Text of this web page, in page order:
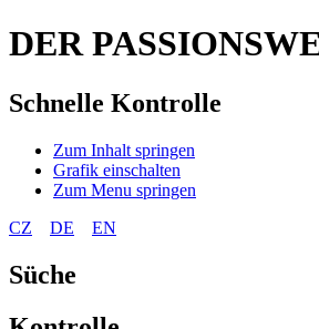
DER
Schnelle Kontrolle
Zum Inhalt springen
Grafik einschalten
Zum Menu springen
CZ
DE EN
Süche